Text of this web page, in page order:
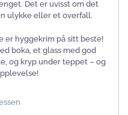
Det er uvisst om det
ulykke eller et overfall.
er hyggekrim på sitt beste!
boka, et glass med god
og kryp under teppet – og